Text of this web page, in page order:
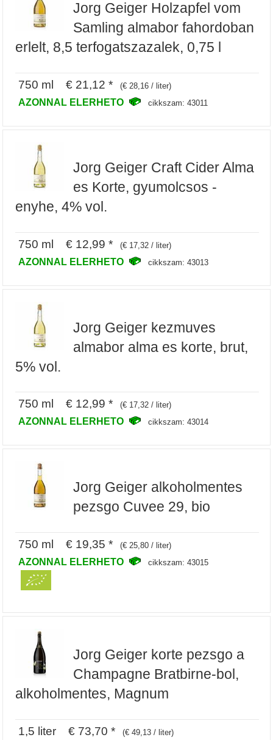
Jorg Geiger Holzapfel vom
Samling almabor fahordoban
erlelt, 8,5 terfogatszazalek, 0,75 l
750 ml € 21,12 * (€ 28,16 / liter)
AZONNAL ELERHETO cikkszam: 43011
Jorg Geiger Craft Cider Alma
es Korte, gyumolcsos -
enyhe, 4% vol.
750 ml € 12,99 * (€ 17,32 / liter)
AZONNAL ELERHETO cikkszam: 43013
Jorg Geiger kezmuves
almabor alma es korte, brut,
5% vol.
750 ml € 12,99 * (€ 17,32 / liter)
AZONNAL ELERHETO cikkszam: 43014
Jorg Geiger alkoholmentes
pezsgo Cuvee 29, bio
750 ml € 19,35 * (€ 25,80 / liter)
AZONNAL ELERHETO cikkszam: 43015
Jorg Geiger korte pezsgo a
Champagne Bratbirne-bol,
alkoholmentes, Magnum
1,5 liter € 73,70 * (€ 49,13 / liter)